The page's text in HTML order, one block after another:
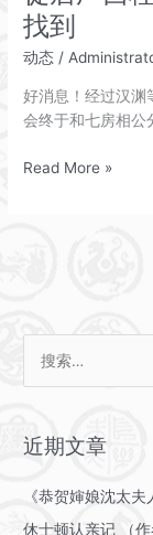
找到
动态 /
好消息！经过汉渊
会终于和七房相
徙
七
相
分
族
已
经
Read More »
近期文章
《恭贺婶娘沈太夫
休士顿认亲记 （作